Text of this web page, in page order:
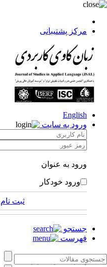
مرکز پشتیبانی
English
ورود به سایت
ورود به عنوان
ورود خودکار
ثبت نام
جستجو
فهرست
زبان‌ کاوی کاربردی